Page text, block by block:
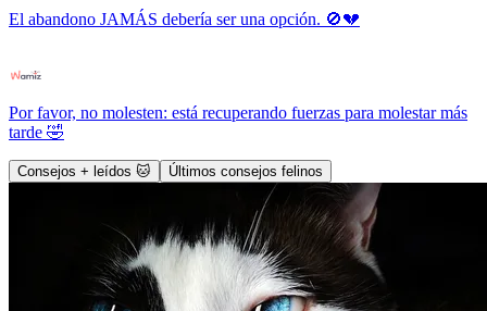
El abandono JAMÁS debería ser una opción. 🚫💔
Por favor, no molesten: está recuperando fuerzas para molestar más
tarde 🤣
Consejos + leídos 🐱 Últimos consejos felinos